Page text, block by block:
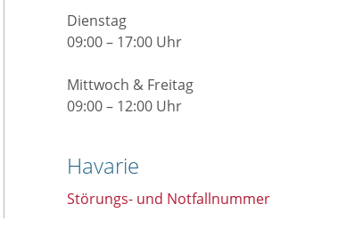
Dienstag
09:00 – 17:00 Uhr
Mittwoch & Freitag
09:00 – 12:00 Uhr
Havarie
Störungs- und Notfallnummer